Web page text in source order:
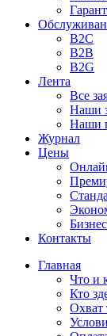
B2C
B2B
B2G
Лента
Все
Наши
Наши
Журнал
Цены
Бизнес
Контакты
Главная
Что и
Кто
Охват